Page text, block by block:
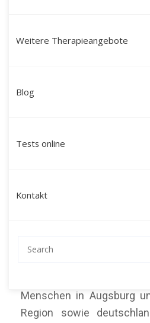
Weitere Therapieangebote
Blog
Tests online
Kontakt
Augsburg: Ihr
Gesprächstherapien
Menschen in Augsburg
Region sowie